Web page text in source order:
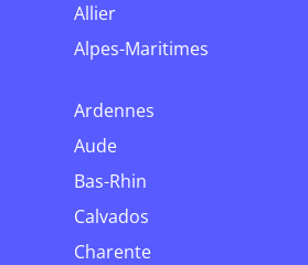
Allier
Alpes-Maritimes
Ardennes
Aude
Bas-Rhin
Calvados
Charente